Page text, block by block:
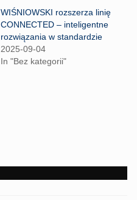
WIŚNIOWSKI rozszerza linię
CONNECTED – inteligentne
rozwiązania w standardzie
2025-09-04
In "Bez kategorii"